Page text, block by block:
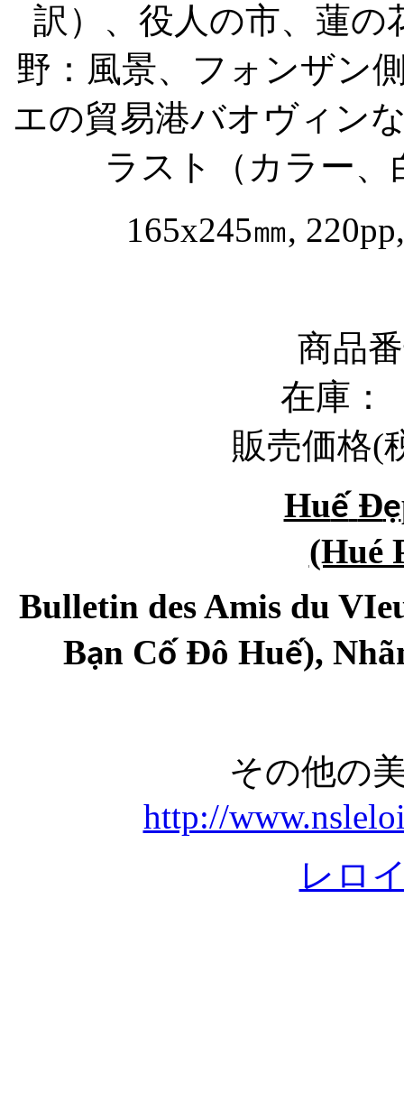
訳）、役人の市、蓮
野：風景、フォンザン
エの貿易港バオヴィン
ラスト（カラー
165x245㎜,
商品
在庫
販売価格(
Huế Đẹ
(Hué
Bulletin des Amis du
Bạn Cố Đô Huế),
その他の
http://
レロ